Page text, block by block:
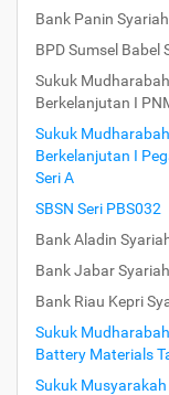
Bank Panin
BPD Sumsel Babel
Sukuk
Berkelanjutan I
Sukuk
Berkelanjutan I
Seri A
SBSN Seri PBS032
Bank Aladin
Bank Jabar
Bank Riau Kepri
Sukuk
Battery Materials
Sukuk